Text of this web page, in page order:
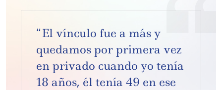
“El vínculo fue a más y
quedamos por primera vez
en privado cuando yo tenía
18 años, él tenía 49 en ese